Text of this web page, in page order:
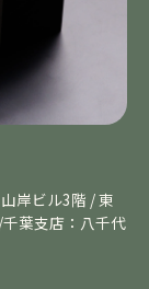
岸ビル3階 / 東
葉支店：八千代